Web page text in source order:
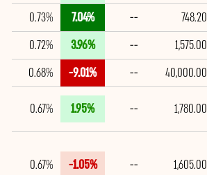
748.20
--
7.04%
0.73%
1,575.00
--
3.96%
0.72%
40,000.00
--
-9.01%
0.68%
1,780.00
--
1.95%
0.67%
1,605.00
--
-1.05%
0.67%